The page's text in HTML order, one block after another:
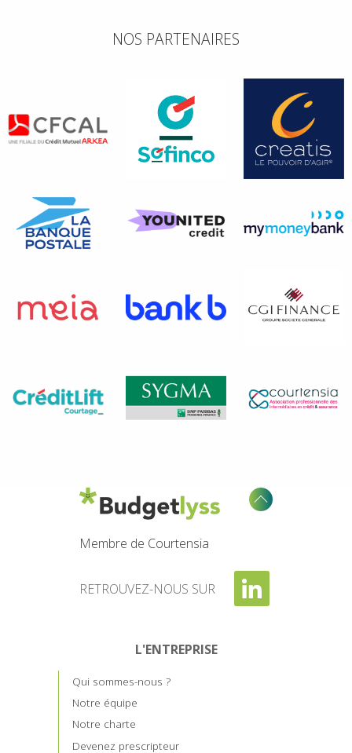
NOS PARTENAIRES
Membre de Courtensia
RETROUVEZ-NOUS SUR
L'ENTREPRISE
Qui sommes-nous ?
Notre équipe
Notre charte
Devenez prescripteur